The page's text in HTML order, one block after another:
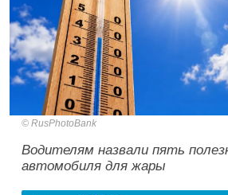
RusPhotoBank
Водителям назвали пять
автомобиля для жары